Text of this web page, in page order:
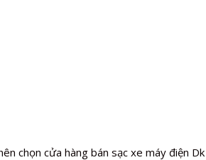
chọn cửa hàng bán sạc xe máy điện